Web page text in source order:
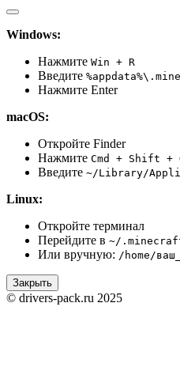
Windows:
Нажмите Win + R
Введите
Нажмите Enter
macOS:
Откройте Finder
Нажмите Cmd + Shift +
Введите ~/Library/
Linux:
Откройте терминал
Перейдите в ~/
Или вручную: /home/
Закрыть
© drivers-pack.ru 2025